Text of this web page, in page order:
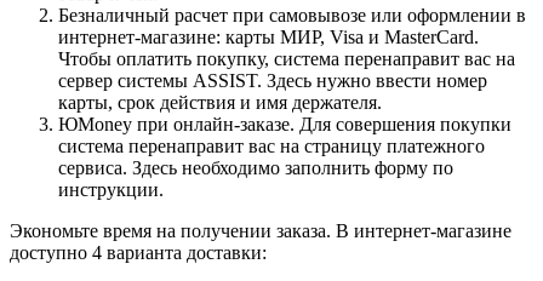
Безналичный расчет при самовывозе или оформлении в
интернет-магазине: карты МИР, Visa и MasterCard.
Чтобы оплатить покупку, система перенаправит вас на
сервер системы ASSIST. Здесь нужно ввести номер
карты, срок действия и имя держателя.
ЮMoney при онлайн-заказе. Для совершения покупки
система перенаправит вас на страницу платежного
сервиса. Здесь необходимо заполнить форму по
инструкции.
Экономьте время на получении заказа. В интернет-магазине
доступно 4 варианта доставки: